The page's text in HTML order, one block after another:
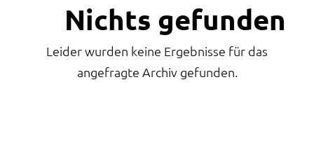
Nichts gefunden
Leider wurden keine Ergebnisse für das
angefragte Archiv gefunden.